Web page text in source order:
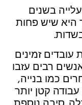
בשנים
שיש פחות
זמינים
רבים עזבו
כמו בנייה,
קטן יותר